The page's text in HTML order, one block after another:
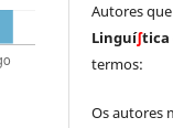
Autores
Linguí∫tica
termos:
Os autores